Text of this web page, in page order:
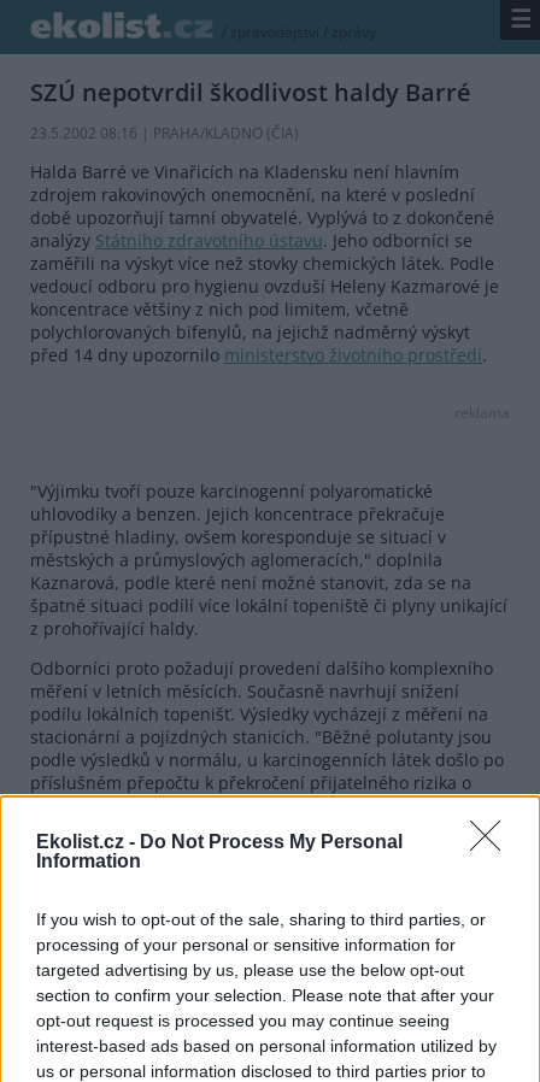
Ekolist.cz - Do Not Process My Personal
Information
If you wish to opt-out of the sale, sharing to third parties, or
processing of your personal or sensitive information for
targeted advertising by us, please use the below opt-out
section to confirm your selection. Please note that after your
opt-out request is processed you may continue seeing
interest-based ads based on personal information utilized by
us or personal information disclosed to third parties prior to
/ zpravodajství / zprávy ☰
SZÚ nepotvrdil škodlivost haldy Barré
23.5.2002 08:16 | PRAHA/KLADNO (ČIA)
Halda Barré ve Vinařicích na Kladensku není hlavním
zdrojem rakovinových onemocnění, na které v poslední
době upozorňují tamní obyvatelé. Vyplývá to z dokončené
analýzy Státního zdravotního ústavu. Jeho odborníci se
zaměřili na výskyt více než stovky chemických látek. Podle
vedoucí odboru pro hygienu ovzduší Heleny Kazmarové je
koncentrace většiny z nich pod limitem, včetně
polychlorovaných bifenylů, na jejichž nadměrný výskyt
před 14 dny upozornilo ministerstvo životního prostředí.
reklama
"Výjimku tvoří pouze karcinogenní polyaromatické
uhlovodíky a benzen. Jejich koncentrace překračuje
přípustné hladiny, ovšem koresponduje se situací v
městských a průmyslových aglomeracích," doplnila
Kaznarová, podle které není možné stanovit, zda se na
špatné situaci podílí více lokální topeniště či plyny unikající
z prohořívající haldy.
Odborníci proto požadují provedení dalšího komplexního
měření v letních měsících. Současně navrhují snížení
podílu lokálních topenišť. Výsledky vycházejí z měření na
stacionární a pojízdných stanicích. "Běžné polutanty jsou
podle výsledků v normálu, u karcinogenních látek došlo po
příslušném přepočtu k překročení přijatelného rizika o
okolo haldy o desetinásobek," potvrdila už dříve mluvčí
ministerstva životního prostředí Rita Gabrielová.
Kladna upozornili lidé v souvislosti s osmi výskyty rakoviny
v posledních dvou letech včetně tří případů úmrtí na tuto
nemoc. "Mezi nemocnými jsou i případy rakoviny krku a
hrtanu. Proto jsme chtěli prověřit, zda rakovina nemá
souvislost s haldou Barré," vysvětlila jedna z obyvatelek
postižené lokality Šárka Tučková, podle které stále dochází
k prohořívání hlušiny z okolních dolů.